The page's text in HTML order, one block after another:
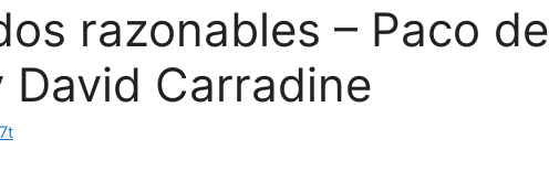
razonables – Paco de
David Carradine